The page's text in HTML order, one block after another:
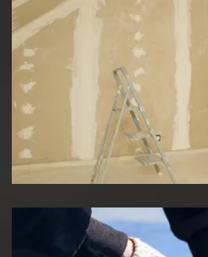
Pose de placo